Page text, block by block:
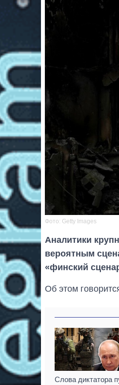
Фото: Getty Images
Аналитики
вероятным
«финский
Об этом
Слова диктатора